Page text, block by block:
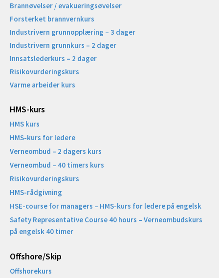
Brannøvelser / evakueringsøvelser
Forsterket brannvernkurs
Industrivern grunnopplæring – 3 dager
Industrivern grunnkurs – 2 dager
Innsatslederkurs – 2 dager
Risikovurderingskurs
Varme arbeider kurs
HMS-kurs
HMS kurs
HMS-kurs for ledere
Verneombud – 2 dagers kurs
Verneombud – 40 timers kurs
Risikovurderingskurs
HMS-rådgivning
HSE-course for managers – HMS-kurs for ledere på engelsk
Safety Representative Course 40 hours – Verneombudskurs
på engelsk 40 timer
Offshore/Skip​
Offshorekurs